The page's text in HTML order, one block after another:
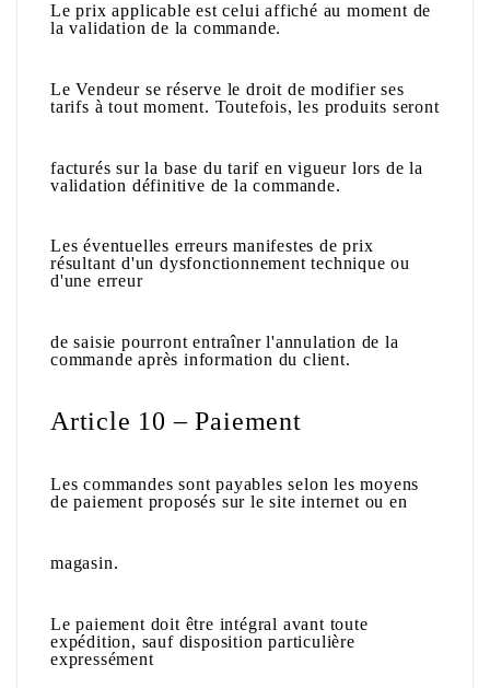
Le prix applicable est celui affiché au moment de
la validation de la commande.
Le Vendeur se réserve le droit de modifier ses
tarifs à tout moment. Toutefois, les produits seront
facturés sur la base du tarif en vigueur lors de la
validation définitive de la commande.
Les éventuelles erreurs manifestes de prix
résultant d'un dysfonctionnement technique ou
d'une erreur
de saisie pourront entraîner l'annulation de la
commande après information du client.
Article 10 – Paiement
Les commandes sont payables selon les moyens
de paiement proposés sur le site internet ou en
magasin.
Le paiement doit être intégral avant toute
expédition, sauf disposition particulière
expressément